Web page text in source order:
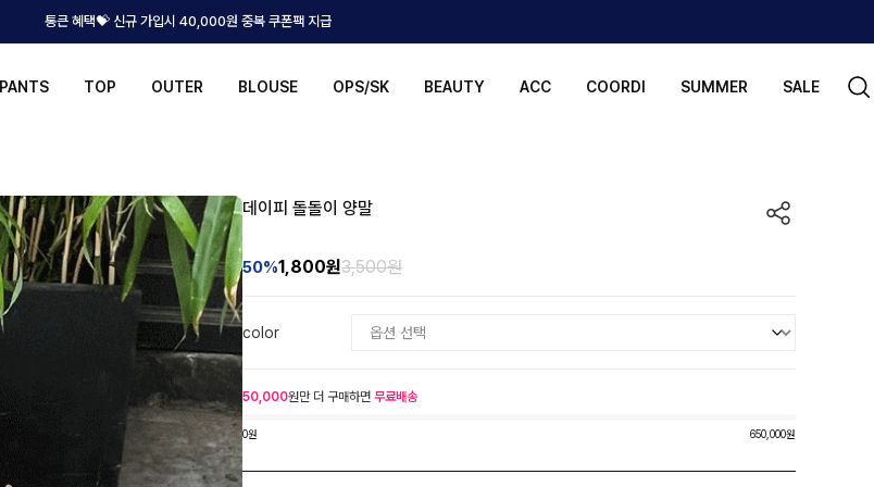
통큰 혜택💝 신규 가입시 40,000원 중복 쿠폰팩 지급
PANTS TOP OUTER BLOUSE OPS/SK BEAUTY ACC COORDI SUMMER SALE
데이피 돌돌이 양말
50%1,800원3,500원
color
50,000원만 더 구매하면 무료배송
0원 650,000원